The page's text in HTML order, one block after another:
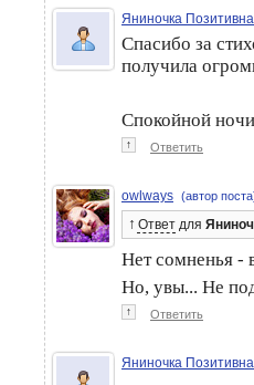
Яниночка
Спасибо за
получила
Спокойной
↑ Ответить
owlways (автор
↑ Ответ для
Нет сомненья -
Но, увы... Не
↑ Ответить
Яниночка